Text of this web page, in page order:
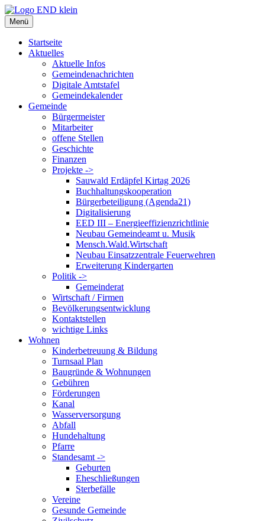
Zum
Inhalt
springen
Menü
Startseite
Aktuelles
Aktuelle Infos
Gemeindenachrichten
Digitale Amtstafel
Gemeindekalender
Gemeinde
Bürgermeister
Mitarbeiter
offene Stellen
Geschichte
Finanzen
Projekte ->
Sauwald Erdäpfel Kirtag 2026
Buchhaltungskooperation
Bürgerbeteiligung (Agenda21)
Digitalisierung
EED III – Energieeffizienzrichtlinie
Neubau Gemeindeamt u. Musik
Mensch.Wald.Wirtschaft
Neubau Einsatzzentrale Feuerwehren
Erweiterung Kindergarten
Politik ->
Gemeinderat
Wirtschaft / Firmen
Bevölkerungsentwicklung
Kontaktstellen
wichtige Links
Wohnen
Kinderbetreuung & Bildung
Turnsaal Plan
Baugründe & Wohnungen
Gebühren
Förderungen
Kanal
Wasserversorgung
Abfall
Hundehaltung
Pfarre
Standesamt ->
Geburten
Eheschließungen
Sterbefälle
Vereine
Gesunde Gemeinde